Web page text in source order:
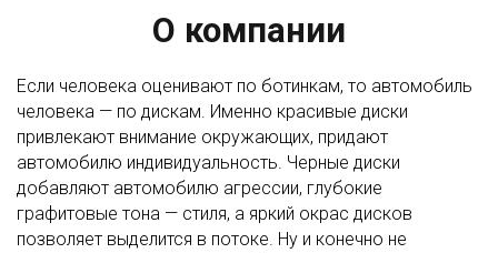
О компании
Если человека оценивают по ботинкам, то автомобиль
человека — по дискам. Именно красивые диски
привлекают внимание окружающих, придают
автомобилю индивидуальность. Черные диски
добавляют автомобилю агрессии, глубокие
графитовые тона — стиля, а яркий окрас дисков
позволяет выделится в потоке. Ну и конечно не